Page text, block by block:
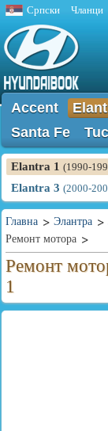
Српски Чланци
Accent
Santa Fe
Elantra 1 (1990-
Elantra 3 (2000-
Главна Элантра
Ремонт мотора
Ремонт
1